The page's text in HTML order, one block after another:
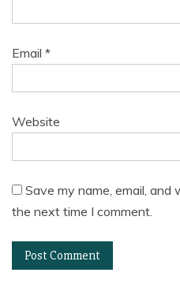
Email *
Website
Save my name, email,
the next time I comment.